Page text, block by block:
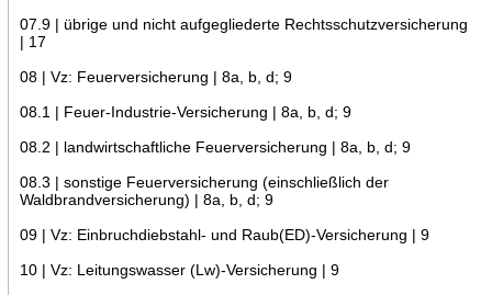
07.9 | übrige und nicht aufgegliederte Rechtsschutzversicherung
| 17
08 | Vz: Feuerversicherung | 8a, b, d; 9
08.1 | Feuer-Industrie-Versicherung | 8a, b, d; 9
08.2 | landwirtschaftliche Feuerversicherung | 8a, b, d; 9
08.3 | sonstige Feuerversicherung (einschließlich der
Waldbrandversicherung) | 8a, b, d; 9
09 | Vz: Einbruchdiebstahl- und Raub(ED)-Versicherung | 9
10 | Vz: Leitungswasser (Lw)-Versicherung | 9